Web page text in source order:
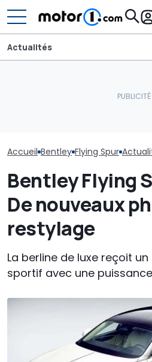
Actualités
Accueil Bentley Flying Spur
Bentley Flying
De nouveaux
restylage
La berline de luxe reçoit
sportif avec une